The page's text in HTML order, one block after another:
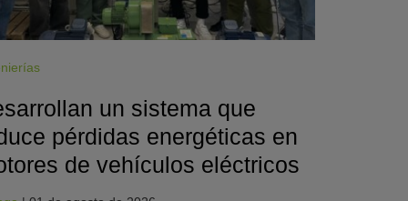
un sistema que
pérdidas energéticas en
de vehículos eléctricos